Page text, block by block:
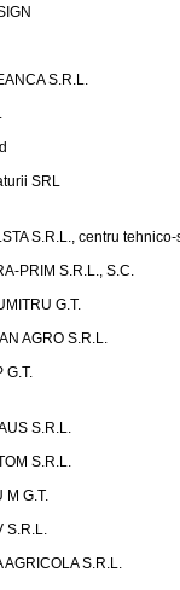
S.R.L.
SRL
S.R.L., centru
PRIM S.R.L., S.C.
G.T.
AGRO S.R.L.
G.T.
S.R.L.
S.R.L.
M G.T.
S.R.L.
AGRICOLA S.R.L.